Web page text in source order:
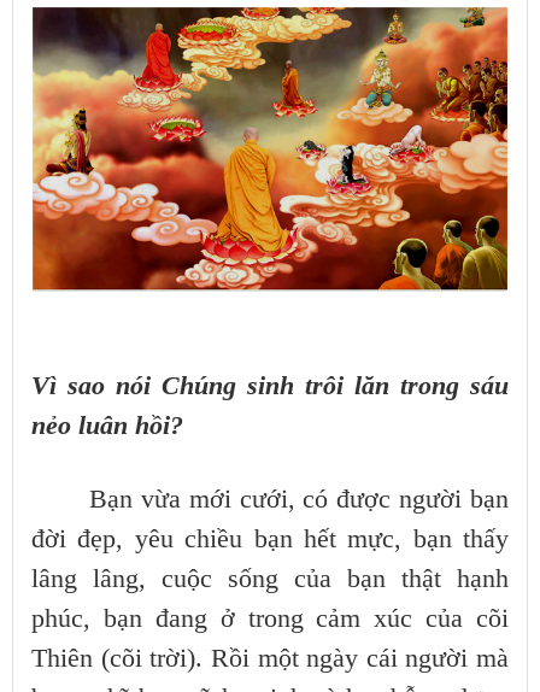
Vì sao nói Chúng sinh trôi lăn trong sáu
nẻo luân hồi?
Bạn vừa mới cưới, có được người bạn
đời đẹp, yêu chiều bạn hết mực, bạn thấy
lâng lâng, cuộc sống của bạn thật hạnh
phúc, bạn đang ở trong cảm xúc của cõi
Thiên (cõi trời). Rồi một ngày cái người mà